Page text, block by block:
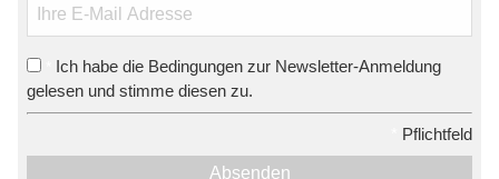
Ich habe die Bedingungen zur Newsletter-Anmeldung
gelesen und stimme diesen zu.
Pflichtfeld
Absenden